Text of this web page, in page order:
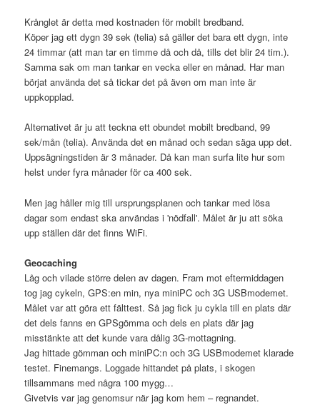
Krånglet är detta med kostnaden för mobilt bredband.
Köper jag ett dygn 39 sek (telia) så gäller det bara ett dygn, inte
24 timmar (att man tar en timme då och då, tills det blir 24 tim.).
Samma sak om man tankar en vecka eller en månad. Har man
börjat använda det så tickar det på även om man inte är
uppkopplad.
Alternativet är ju att teckna ett obundet mobilt bredband, 99
sek/mån (telia). Använda det en månad och sedan säga upp det.
Uppsägningstiden är 3 månader. Då kan man surfa lite hur som
helst under fyra månader för ca 400 sek.
Men jag håller mig till ursprungsplanen och tankar med lösa
dagar som endast ska användas i 'nödfall'. Målet är ju att söka
upp ställen där det finns WiFi.
Geocaching
Låg och vilade större delen av dagen. Fram mot eftermiddagen
tog jag cykeln, GPS:en min, nya miniPC och 3G USBmodemet.
Målet var att göra ett fälttest. Så jag fick ju cykla till en plats där
det dels fanns en GPSgömma och dels en plats där jag
misstänkte att det kunde vara dålig 3G-mottagning.
Jag hittade gömman och miniPC:n och 3G USBmodemet klarade
testet. Finemangs. Loggade hittandet på plats, i skogen
tillsammans med några 100 mygg…
Givetvis var jag genomsur när jag kom hem – regnandet.